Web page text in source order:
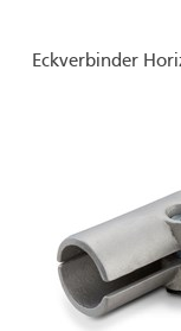
Eckverbinder